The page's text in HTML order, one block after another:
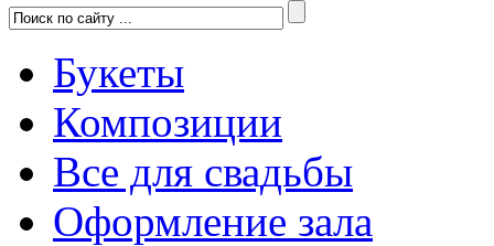
Букеты
Композиции
Все для свадьбы
Оформление зала